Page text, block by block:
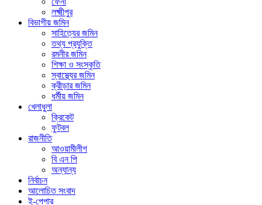
লক্ষ্মীপুর
বিভাগীয় জমিন
সাহিত্যের জমিন
তথ্য প্রযুক্তি
রমনীর জমিন
শিক্ষা ও সংস্কৃতি
স্বাস্থ্যের জমিন
ক্রীড়ার জমিন
ধর্মীয় জমিন
খেলাধুলা
ক্রিকেট
ফুটবল
রাজনীতি
আওয়ামীলীগ
বি এন পি
অন্যান্য
নির্বাচন
আলোচিত সংবাদ
ই-পেপার